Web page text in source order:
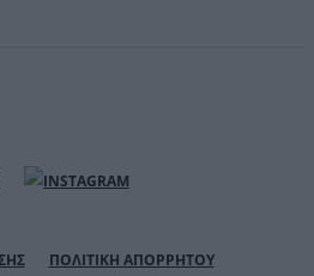
ΠΟΛΙΤΙΚΗ ΑΠΟΡΡΗΤΟΥ